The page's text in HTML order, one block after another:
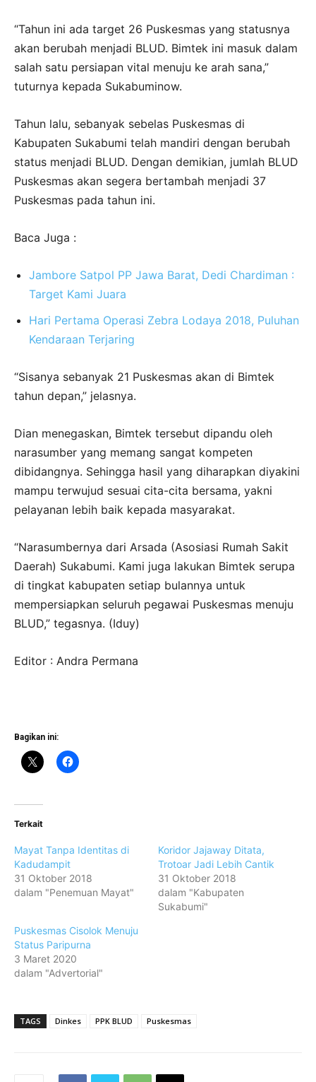
“Tahun ini ada target 26 Puskesmas yang statusnya
akan berubah menjadi BLUD. Bimtek ini masuk dalam
salah satu persiapan vital menuju ke arah sana,”
tuturnya kepada Sukabuminow.
Tahun lalu, sebanyak sebelas Puskesmas di
Kabupaten Sukabumi telah mandiri dengan berubah
status menjadi BLUD. Dengan demikian, jumlah BLUD
Puskesmas akan segera bertambah menjadi 37
Puskesmas pada tahun ini.
Baca Juga :
Jambore Satpol PP Jawa Barat, Dedi Chardiman :
Target Kami Juara
Hari Pertama Operasi Zebra Lodaya 2018, Puluhan
Kendaraan Terjaring
“Sisanya sebanyak 21 Puskesmas akan di Bimtek
tahun depan,” jelasnya.
Dian menegaskan, Bimtek tersebut dipandu oleh
narasumber yang memang sangat kompeten
dibidangnya. Sehingga hasil yang diharapkan diyakini
mampu terwujud sesuai cita-cita bersama, yakni
pelayanan lebih baik kepada masyarakat.
“Narasumbernya dari Arsada (Asosiasi Rumah Sakit
Daerah) Sukabumi. Kami juga lakukan Bimtek serupa
di tingkat kabupaten setiap bulannya untuk
mempersiapkan seluruh pegawai Puskesmas menuju
BLUD,” tegasnya. (Iduy)
Editor : Andra Permana
Bagikan ini:
Terkait
Mayat Tanpa Identitas di
Kadudampit
31 Oktober 2018
dalam "Penemuan Mayat"
Koridor Jajaway Ditata,
Trotoar Jadi Lebih Cantik
31 Oktober 2018
dalam "Kabupaten
Sukabumi"
Puskesmas Cisolok Menuju
Status Paripurna
3 Maret 2020
dalam "Advertorial"
TAGS Dinkes PPK BLUD Puskesmas